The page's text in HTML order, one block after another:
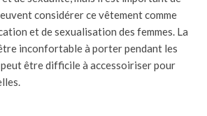
considérer ce vêtement comme
et de sexualisation des femmes. La
inconfortable à porter pendant les
être difficile à accessoiriser pour